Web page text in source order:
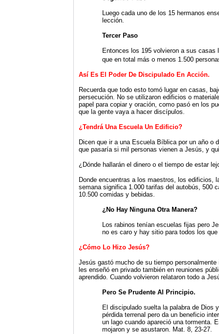
Luego cada uno de los 15 hermanos
lección.
Tercer Paso
Entonces los 195 volvieron a sus
que en total más o menos 1.500
Así Es El Poder De Discipulado En Acción.
Recuerda que todo esto tomó lugar en casas,
persecución. No se utilizaron edificios o
papel para copiar y oración, como pasó en los
que la gente vaya a hacer discípulos.
¿Tendrá Una Escuela Un Edificio?
Dicen que ir a una Escuela Bíblica por un año o
que pasaría si mil personas vienen a Jesús, y
¿Dónde hallarán el dinero o el tiempo de estar
Donde encuentras a los maestros, los edificios,
semana significa 1.000 tarifas del autobús, 500
10.500 comidas y bebidas.
¿No Hay Ninguna Otra Manera?
Los rabinos tenían escuelas fijas pero
no es caro y hay sitio para todos los que
¿Cómo Lo Hizo Jesús?
Jesús gastó mucho de su tiempo
les enseñó en privado también en reuniones
aprendido. Cuando volvieron relataron todo a
Pero Se Prudente Al Principio.
El discipulado suelta la palabra de Dios
pérdida terrenal pero da un beneficio
un lago cuando apareció una tormenta.
mojaron y se asustaron. Mat. 8, 23-27.